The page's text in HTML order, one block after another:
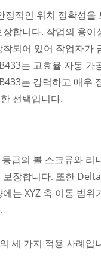
정적인 위치 정확성
합니다. 작업의 용
되어 있어 작업자가
는 고효율 자동 가
는 강력하고 매우
선택입니다.
급의 볼 스크류와
장합니다. 또한
에는 XYZ 축 이동 범
세 가지 적용 사례입
EDM 시리즈